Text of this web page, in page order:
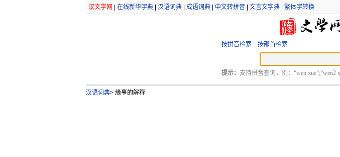
汉文学网 在线新华字典| 汉语词典| 成语词典| 中文转拼音| 文言文字典| 繁体字转换
按拼音检索 按部首检索
提示： 支持拼音查询，例：“wen xue”;“wen2
汉语词典>缘事的解释